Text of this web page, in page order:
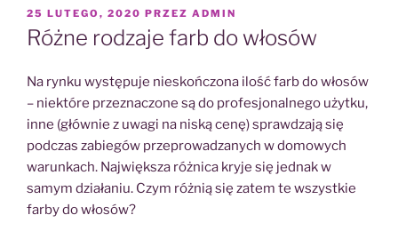
OPUBLIKOWANE
W
25 LUTEGO, 2020 PRZEZ ADMIN
Różne rodzaje farb do włosów
Na rynku występuje nieskończona ilość farb do włosów
– niektóre przeznaczone są do profesjonalnego użytku,
inne (głównie z uwagi na niską cenę) sprawdzają się
podczas zabiegów przeprowadzanych w domowych
warunkach. Największa różnica kryje się jednak w
samym działaniu. Czym różnią się zatem te wszystkie
farby do włosów?